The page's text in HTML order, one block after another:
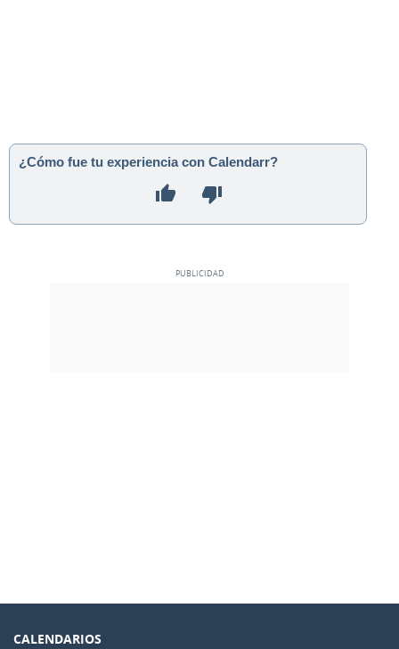
¿Cómo fue tu experiencia con Calendarr?
CALENDARIOS